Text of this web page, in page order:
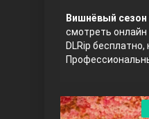
Вишнёвый сезон
смотреть онлайн
DLRip